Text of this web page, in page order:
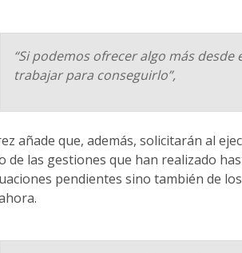
“Si podemos ofrecer algo más
trabajar para conseguirlo”,
añade que, además, solicitarán al
de las gestiones que han realizado
pendientes sino también de